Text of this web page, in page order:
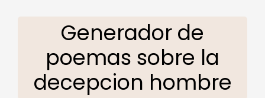
Generador de
poemas sobre la
decepcion hombre